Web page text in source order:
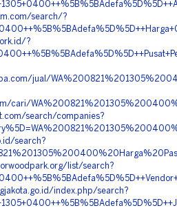
search/?
?
jual/
cari/
search/companies?
search?
list/search?
index.php/search?